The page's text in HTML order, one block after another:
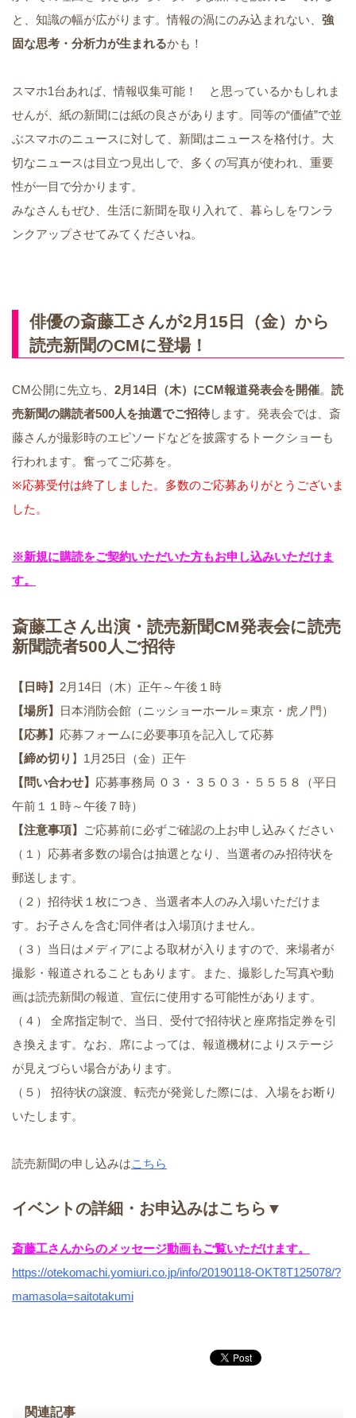
と、知識の幅が広がります。情報の渦にのみ込まれない、 強
固な思考・分析力が生まれるかも！
スマホ1台あれば、情報収集可能！ と思っているかもしれま
せんが、紙の新聞には紙の良さがあります。同等の“価値”で並
ぶスマホのニュースに対して、新聞はニュースを格付け。大
切なニュースは目立つ見出しで、多くの写真が使われ、重要
性が一目で分かります。
みなさんもぜひ、生活に新聞を取り入れて、暮らしをワンラ
ンクアップさせてみてくださいね。
俳優の斎藤工さんが2月15日（金）から
読売新聞のCMに登場！
CM公開に先立ち、 2月14日（木）にCM報道発表会を開催。 読
売新聞の購読者500人を抽選でご招待します。発表会では、斎
藤さんが撮影時のエピソードなどを披露するトークショーも
行われます。奮ってご応募を。
※応募受付は終了しました。多数のご応募ありがとうございま
した。
※新規に購読をご契約いただいた方もお申し込みいただけま
す。
斎藤工さん出演・読売新聞CM発表会に読売
新聞読者500人ご招待
【日時】 2月14日（木）正午～午後１時
【場所】
日本消防会館（ニッショーホール＝東京・虎ノ門）
【応募】 応募フォームに必要事項を記入して応募
【締め切り 】1月25日（金）正午
【問い合わせ】 応募事務局 ０３・３５０３・５５５８（平日
午前１１時～午後７時）
【注意事項】
ご応募前に必ずご確認の上お申し込みください
（１）応募者多数の場合は抽選となり、当選者のみ招待状を
郵送します。
（２）招待状１枚につき、当選者本人のみ入場いただけま
す。お子さんを含む同伴者は入場頂けません。
（３）当日はメディアによる取材が入りますので、来場者が
撮影・報道されることもあります。また、撮影した写真や動
画は読売新聞の報道、宣伝に使用する可能性があります。
（４） 全席指定制で、当日、受付で招待状と座席指定券を引
き換えます。なお、席によっては、報道機材によりステージ
が見えづらい場合があります。
（５） 招待状の譲渡、転売が発覚した際には、入場をお断り
いたします。
読売新聞の申し込みはこちら
イベントの詳細・お申込みはこちら▼
斎藤工さんからのメッセージ動画もご覧いただけます。
https://otekomachi.yomiuri.co.jp/info/20190118-OKT8T125078/?
mamasola=saitotakumi
関連記事